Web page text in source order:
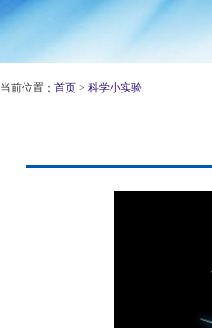
当前位置： 首页 > 科学小实验